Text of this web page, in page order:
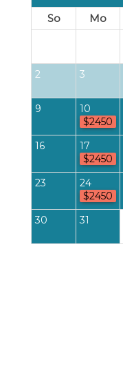
So Mo
2 3
9
10
$2450
16
17
$2450
23
24
$2450
30 31